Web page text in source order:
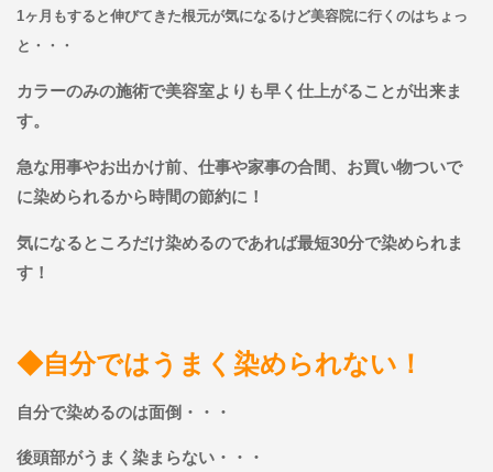
1ヶ月もすると伸びてきた根元が気になるけど美容院に行くのはちょっ
と・・・
カラーのみの施術で美容室よりも早く仕上がることが出来ま
す。
急な用事やお出かけ前、仕事や家事の合間、お買い物ついで
に染められるから時間の節約に！
気になるところだけ染めるのであれば最短30分で染められま
す！
◆自分ではうまく染められない！
自分で染めるのは面倒・・・
後頭部がうまく染まらない・・・